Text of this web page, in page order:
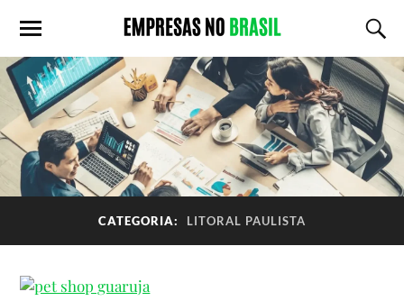
CATEGORIA: LITORAL PAULISTA